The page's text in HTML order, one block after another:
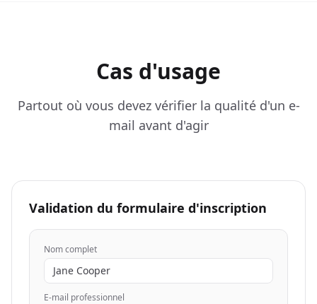
Cas d'usage
Partout où vous devez vérifier la qualité d'un e-
mail avant d'agir
Validation du formulaire d'inscription
Nom complet
Jane Cooper
E-mail professionnel